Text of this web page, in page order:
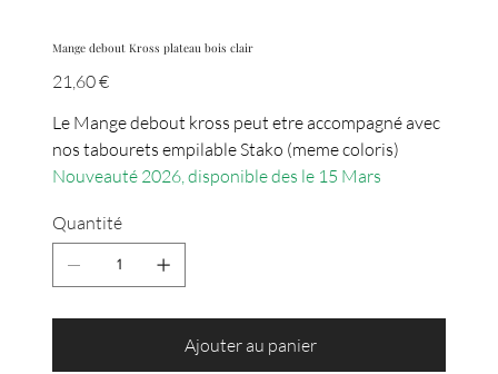
Mange debout Kross plateau bois clair
Prix
21,60 €
Le Mange debout kross peut etre accompagné avec
nos tabourets empilable Stako (meme coloris)
Nouveauté 2026, disponible des le 15 Mars
Quantité
Ajouter au panier